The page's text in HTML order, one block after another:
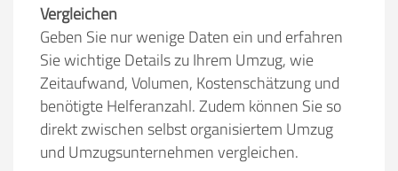
Vergleichen
Geben Sie nur wenige Daten ein und erfahren
Sie wichtige Details zu Ihrem Umzug, wie
Zeitaufwand, Volumen, Kostenschätzung und
benötigte Helferanzahl. Zudem können Sie so
direkt zwischen selbst organisiertem Umzug
und Umzugsunternehmen vergleichen.